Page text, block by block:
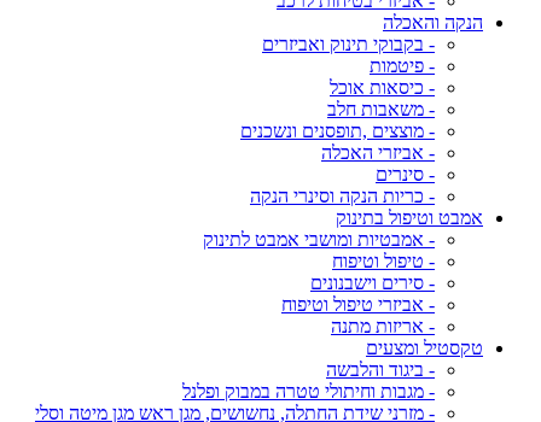
הנקה והאכלה
- בקבוקי תינוק ואביזרים
- פיטמות
- כיסאות אוכל
- משאבות חלב
- מוצצים ,תופסנים ונשכנים
- אביזרי האכלה
- סינרים
- כריות הנקה וסינרי הנקה
אמבט וטיפול בתינוק
- אמבטיות ומושבי אמבט לתינוק
- טיפול וטיפוח
- סירים וישבנונים
- אביזרי טיפול וטיפוח
- אריזות מתנה
טקסטיל ומצעים
- ביגוד והלבשה
- מגבות וחיתולי טטרה במבוק ופלנל
- מזרני שידת החתלה, נחשושים, מגן ראש מגן מיטה וסלי